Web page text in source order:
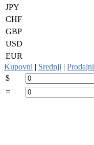
JPY
CHF
GBP
USD
EUR
Kupovni | Srednji | Prodajni
$
=